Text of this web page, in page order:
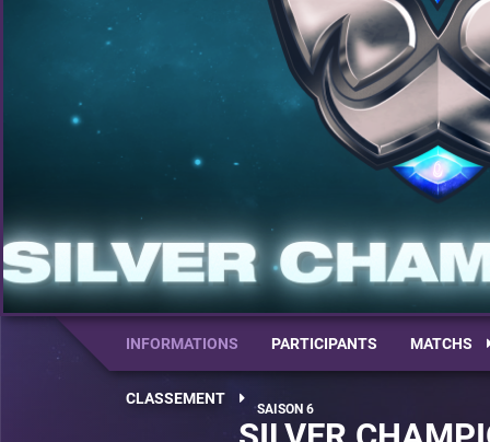
INFORMATIONS PARTICIPANTS MATCHS
CLASSEMENT